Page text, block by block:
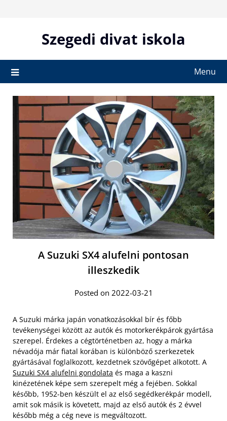
Szegedi divat iskola
Menu
A Suzuki SX4 alufelni pontosan
illeszkedik
Posted on 2022-03-21
A Suzuki márka japán vonatkozásokkal bír és főbb
tevékenységei között az autók és motorkerékpárok gyártása
szerepel. Érdekes a cégtörténetben az, hogy a márka
névadója már fiatal korában is különböző szerkezetek
gyártásával foglalkozott, kezdetnek szövőgépet alkotott. A
Suzuki SX4 alufelni gondolata és maga a kaszni
kinézetének képe sem szerepelt még a fejében. Sokkal
később, 1952-ben készült el az első segédkerékpár modell,
amit sok másik is követett, majd az első autók és 2 évvel
később még a cég neve is megváltozott.